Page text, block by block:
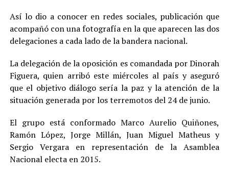
Así lo dio a conocer en redes sociales, publicación que
acompañó con una fotografía en la que aparecen las dos
delegaciones a cada lado de la bandera nacional.
La delegación de la oposición es comandada por Dinorah
Figuera, quien arribó este miércoles al país y aseguró
que el objetivo diálogo sería la paz y la atención de la
situación generada por los terremotos del 24 de junio.
El grupo está conformado Marco Aurelio Quiñones,
Ramón López, Jorge Millán, Juan Miguel Matheus y
Sergio Vergara en representación de la Asamblea
Nacional electa en 2015.